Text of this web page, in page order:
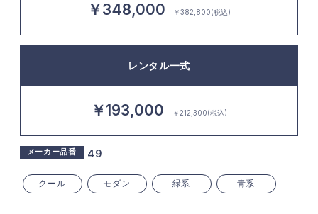
￥348,000 ￥382,800(税込)
レンタル一式
￥193,000 ￥212,300(税込)
メーカー品番 49
クール モダン 緑系 青系